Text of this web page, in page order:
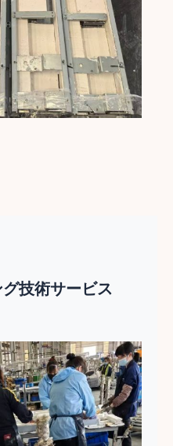
技術サービス